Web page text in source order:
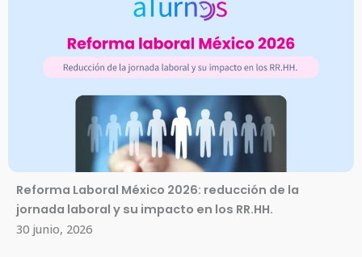
Reforma Laboral México 2026: reducción de la
jornada laboral y su impacto en los RR.HH.
30 junio, 2026